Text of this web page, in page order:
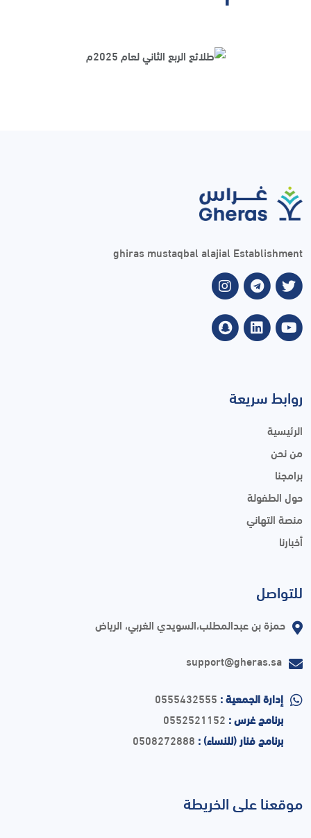
ghiras mustaqbal alajial Establishment
روابط سريعة
الرئيسية
من نحن
برامجنا
حول الطفولة
منصة التهاني
أخبارنا
للتواصل
حمزة بن عبدالمطلب،السويدي الغربي، الرياض
support@gheras.sa
إدارة الجمعية : 0555432555
برنامج غرس : 0552521152
برنامج فنار (للنساء) : 0508272888
موقعنا على الخريطة